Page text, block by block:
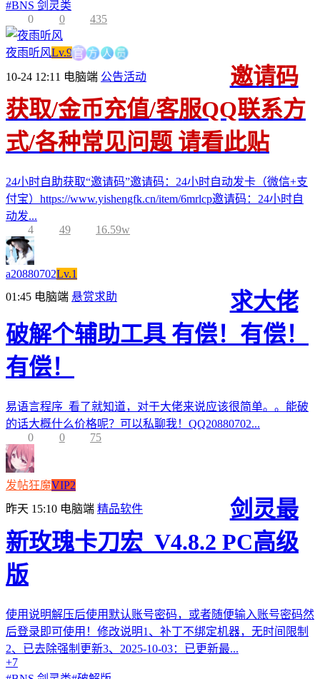
#BNS 剑灵类
0
0 435
夜雨听风Lv.9官方人员
10-24 12:11 电脑端 公告活动
邀请码
获取/金币充值/客服QQ联系方
式/各种常见问题 请看此贴
24小时自助获取“邀请码”邀请码：24小时自动发卡（微信+支
付宝）https://www.yishengfk.cn/item/6mrlcp邀请码：24小时自
动发...
4
49 16.59w
a20880702Lv.1
01:45 电脑端 悬赏求助
求大佬
破解个辅助工具 有偿！有偿！
有偿！
易语言程序 看了就知道，对于大佬来说应该很简单。。能破
的话大概什么价格呢？可以私聊我！QQ20880702...
0
0 75
发帖狂魔VIP2
昨天 15:10 电脑端 精品软件
剑灵最
新玫瑰卡刀宏_V4.8.2 PC高级
版
使用说明解压后使用默认账号密码，或者随便输入账号密码然
后登录即可使用！修改说明1、补丁不绑定机器，无时间限制
2、已去除强制更新3、2025-10-03：已更新最...
+7